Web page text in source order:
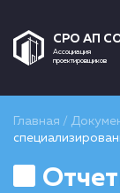
СРО АП
Ассоциация
проектировщиков
Главная /